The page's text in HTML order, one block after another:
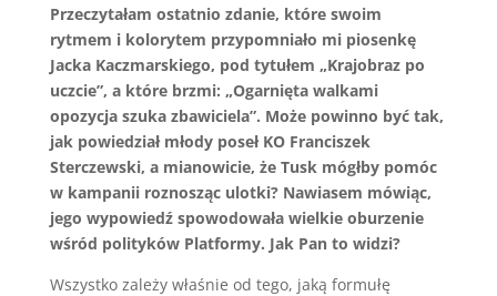
Przeczytałam ostatnio zdanie, które swoim
rytmem i kolorytem przypomniało mi piosenkę
Jacka Kaczmarskiego, pod tytułem „Krajobraz po
uczcie”, a które brzmi: „Ogarnięta walkami
opozycja szuka zbawiciela”. Może powinno być tak,
jak powiedział młody poseł KO Franciszek
Sterczewski, a mianowicie, że Tusk mógłby pomóc
w kampanii roznosząc ulotki? Nawiasem mówiąc,
jego wypowiedź spowodowała wielkie oburzenie
wśród polityków Platformy. Jak Pan to widzi?
Wszystko zależy właśnie od tego, jaką formułę